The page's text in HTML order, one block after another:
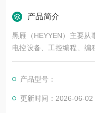
产品简介
黑雁（HEYYEN）主要从
电控设备、工控编程、编
化控制系统及其装置的
的现代化电控设备。
服务行业涉及冶金、石油
产品型号：
更新时间：2026-06-02